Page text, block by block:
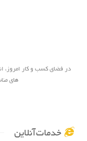
در فضای کسب و کار امروز،
های
خدمات‌آنلاین